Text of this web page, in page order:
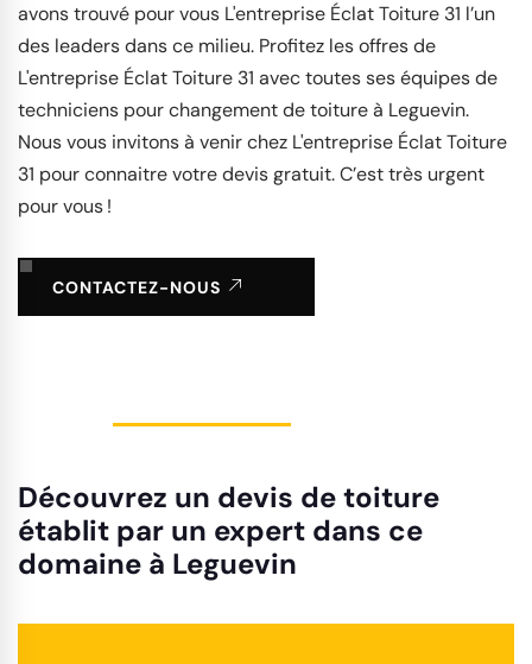
avons trouvé pour vous L'entreprise Éclat Toiture 31 l’un
des leaders dans ce milieu. Profitez les offres de
L'entreprise Éclat Toiture 31 avec toutes ses équipes de
techniciens pour changement de toiture à Leguevin.
Nous vous invitons à venir chez L'entreprise Éclat Toiture
31 pour connaitre votre devis gratuit. C’est très urgent
pour vous !
CONTACTEZ-NOUS
Découvrez un devis de toiture
établit par un expert dans ce
domaine à Leguevin